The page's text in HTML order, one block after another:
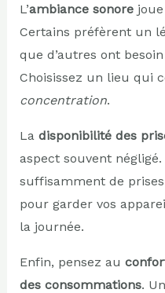
L’ambiance sonorejoue
Certains préfèrent un
que d’autres ont
Choisissez un lieu qui
concentration.
La disponibilité des
aspect souvent négligé.
suffisamment de
pour garder vos
la journée.
Enfin, pensez au
des consommations.